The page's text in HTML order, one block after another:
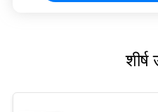
शीर्ष